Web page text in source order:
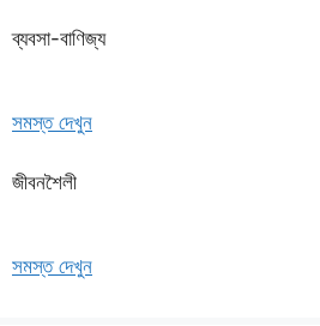
ব্যবসা-বাণিজ্য
সমস্ত দেখুন
জীবনশৈলী
সমস্ত দেখুন